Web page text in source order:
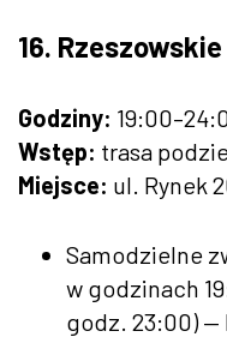
16.
Godziny:
Wstęp: trasa
Miejsce: ul. Rynek
Samodzielne
w godzinach
godz. 23:00) —